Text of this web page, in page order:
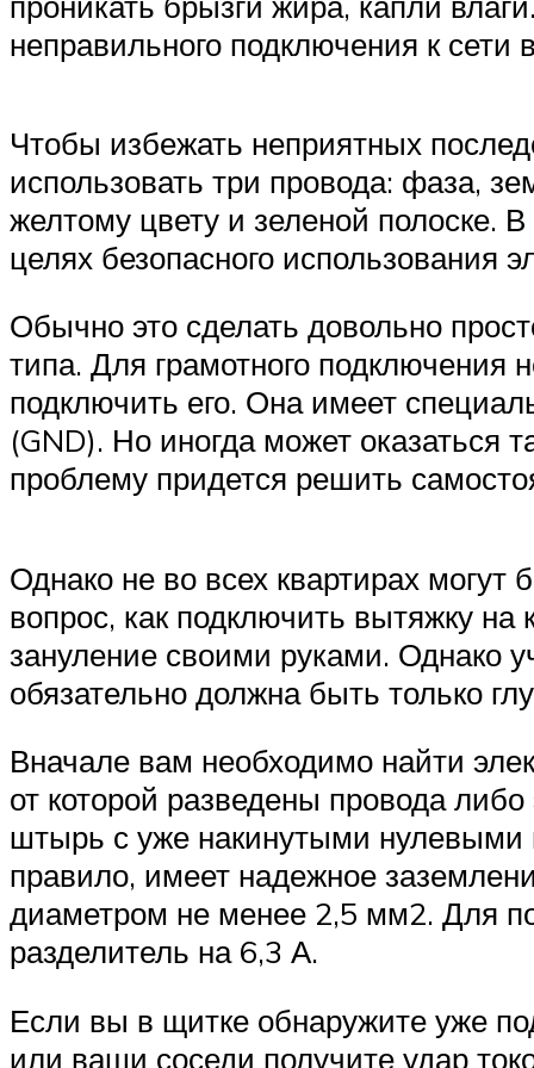
неправильного подключения к сети
Чтобы избежать неприятных
использовать три провода: фаза,
желтому цвету и зеленой полоске.
целях безопасного использования
Обычно это сделать довольно
типа. Для грамотного подключения
подключить его. Она имеет
(GND). Но иногда может оказаться
проблему придется решить
Однако не во всех квартирах могут
вопрос, как подключить вытяжку
зануление своими руками. Однако
обязательно должна быть только
Вначале вам необходимо найти
от которой разведены провода
штырь с уже накинутыми нулевыми
правило, имеет надежное
диаметром не менее 2,5 мм2. Для
разделитель на 6,3 А.
Если вы в щитке обнаружите уже
или ваши соседи получите удар